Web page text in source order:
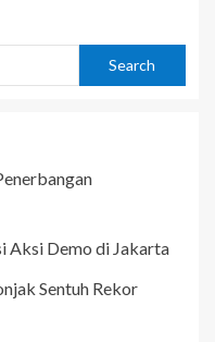
Search
Aksi Demo di Jakarta
Sentuh Rekor